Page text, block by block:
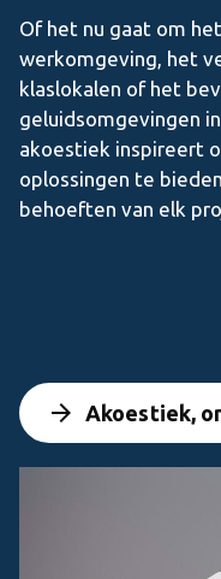
Of het nu gaat om
werkomgeving, het
klaslokalen of het
geluidsomgevingen
akoestiek inspireert
oplossingen te
behoeften van elk
arrow_forward Akoestiek,